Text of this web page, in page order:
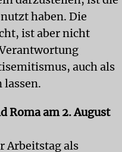
haben. Die
ist aber nicht
auch als
Roma am 2. August
Arbeitstag als